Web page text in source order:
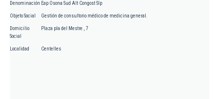
Denominación Eap Osona Sud Alt Congost Slp
Objeto Social Gestión de consultorio médico de medicina general.
Domicilio
Social
Plaza pla del Mestre , 7
Localidad Centelles